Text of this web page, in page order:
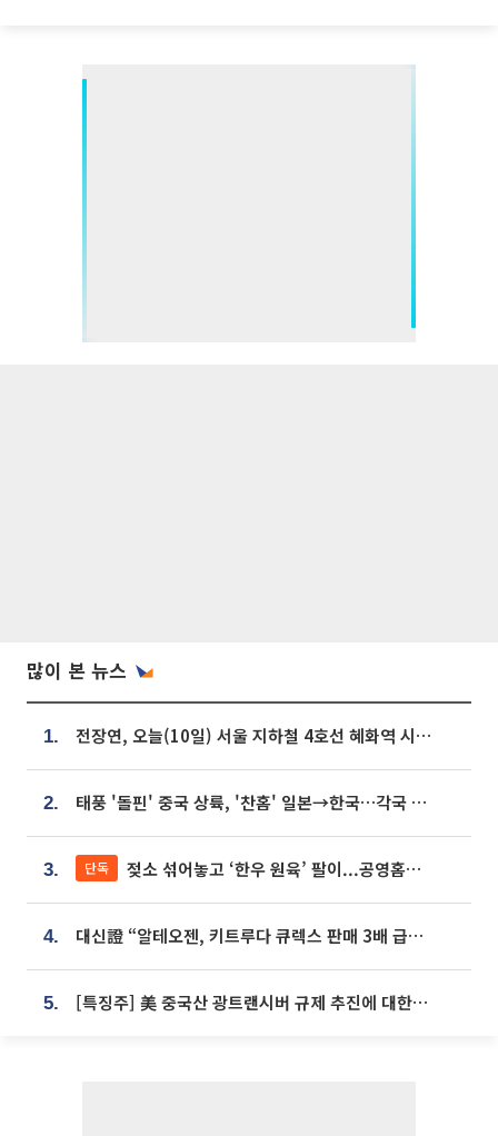
많이 본 뉴스
1. 전장연, 오늘(10일) 서울 지하철 4호선 혜화역 시위…1호선 용산역 무정차
2. 태풍 '돌핀' 중국 상륙, '찬홈' 일본→한국…각국 기상청 예상 경로는?
3. 단독 젖소 섞어놓고 ‘한우 원육’ 팔이...공영홈쇼핑 표기·검증 구멍
4. 대신證 “알테오젠, 키트루다 큐렉스 판매 3배 급증…목표가 41만원 상향”
5. [특징주] 美 중국산 광트랜시버 규제 추진에 대한광통신 등 광통신株 강세